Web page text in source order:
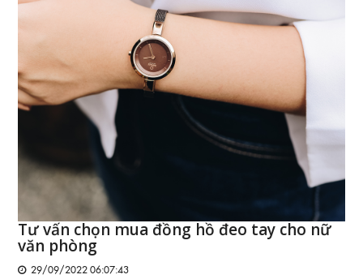
Tư vấn chọn mua đồng hồ đeo tay cho nữ
văn phòng
29/09/2022 06:07:43